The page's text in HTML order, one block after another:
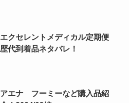
エクセレントメディカル定期便
歴代到着品ネタバレ！
アエナ フーミーなど購入品紹